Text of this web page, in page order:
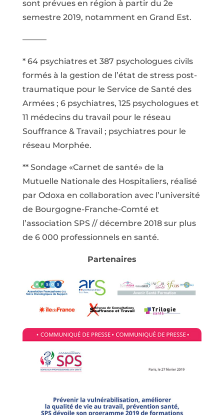
sont prévues en région à partir du 2e
semestre 2019, notamment en Grand Est.
———
* 64 psychiatres et 387 psychologues civils
formés à la gestion de l’état de stress post-
traumatique pour le Service de Santé des
Armées ; 6 psychiatres, 125 psychologues et
11 médecins du travail pour le réseau
Souffrance & Travail ; psychiatres pour le
réseau Morphée.
** Sondage «Carnet de santé» de la
Mutuelle Nationale des Hospitaliers, réalisé
par Odoxa en collaboration avec l’université
de Bourgogne-Franche-Comté et
l’association SPS // décembre 2018 sur plus
de 6 000 professionnels en santé.
Partenaires